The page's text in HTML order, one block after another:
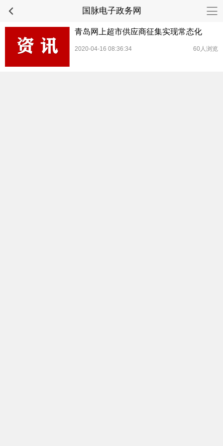
国脉电子政务网
青岛网上超市供应商征集实现常态化
2020-04-16 08:36:34 60人浏览